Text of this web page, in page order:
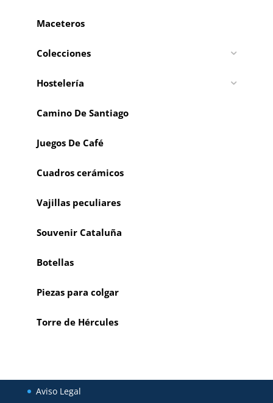
Maceteros
Colecciones
Hostelería
Camino De Santiago
Juegos De Café
Cuadros cerámicos
Vajillas peculiares
Souvenir Cataluña
Botellas
Piezas para colgar
Torre de Hércules
Aviso Legal